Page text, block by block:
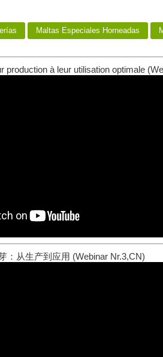
Maltas Especiales Horneadas
production à leur utilisation optimale
：从生产到应用 (Webinar Nr.3,CN)